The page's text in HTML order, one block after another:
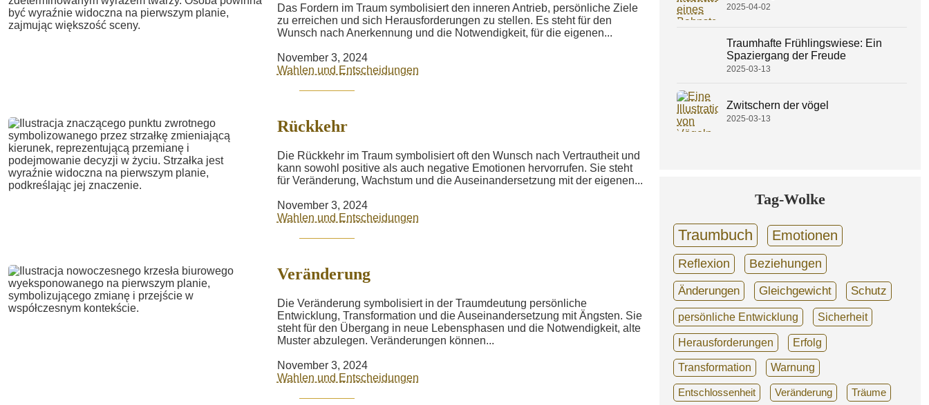
Das Fordern im Traum symbolisiert den inneren Antrieb, persönliche Ziele
zu erreichen und sich Herausforderungen zu stellen. Es steht für den
Wunsch nach Anerkennung und die Notwendigkeit, für die eigenen...
November 3, 2024
Wahlen und Entscheidungen
Rückkehr
Die Rückkehr im Traum symbolisiert oft den Wunsch nach Vertrautheit und
kann sowohl positive als auch negative Emotionen hervorrufen. Sie steht
für Veränderung, Wachstum und die Auseinandersetzung mit der eigenen...
November 3, 2024
Wahlen und Entscheidungen
Veränderung
Die Veränderung symbolisiert in der Traumdeutung persönliche
Entwicklung, Transformation und die Auseinandersetzung mit Ängsten. Sie
steht für den Übergang in neue Lebensphasen und die Notwendigkeit, alte
Muster abzulegen. Veränderungen können...
November 3, 2024
Wahlen und Entscheidungen
2025-04-02
Traumhafte Frühlingswiese: Ein
Spaziergang der Freude
2025-03-13
Zwitschern der vögel
2025-03-13
Tag-Wolke
Traumbuch Emotionen
Reflexion
Beziehungen
Änderungen
Gleichgewicht Schutz
persönliche Entwicklung Sicherheit
Herausforderungen Erfolg
Transformation Warnung
Entschlossenheit Veränderung Träume